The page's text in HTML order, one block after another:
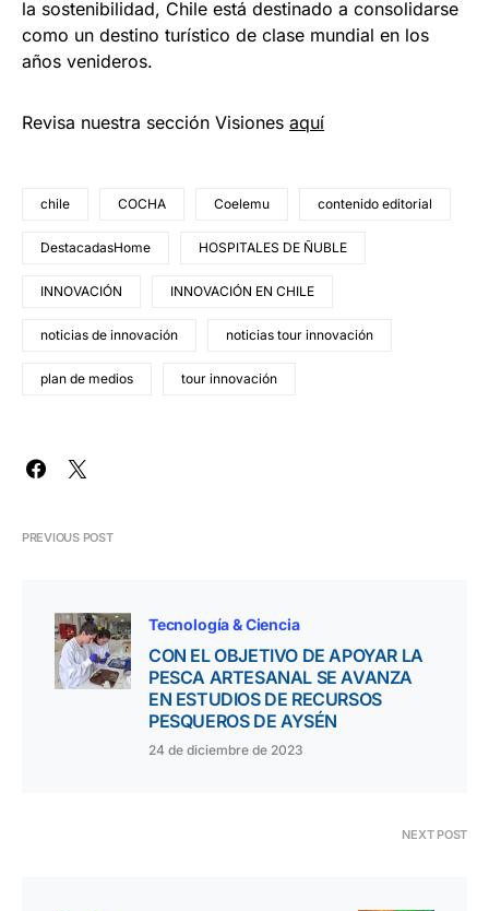
la sostenibilidad, Chile está destinado a consolidarse
como un destino turístico de clase mundial en los
años venideros.
Revisa nuestra sección Visiones aquí
chile COCHA Coelemu contenido editorial
DestacadasHome HOSPITALES DE ÑUBLE
INNOVACIÓN INNOVACIÓN EN CHILE
noticias de innovación noticias tour innovación
plan de medios tour innovación
PREVIOUS POST
Tecnología & Ciencia
CON EL OBJETIVO DE APOYAR LA
PESCA ARTESANAL SE AVANZA
EN ESTUDIOS DE RECURSOS
PESQUEROS DE AYSÉN
24 de diciembre de 2023
NEXT POST